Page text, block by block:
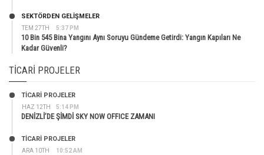
TEM 27TH 5:37 PM
SEKTÖRDEN GELIŞMELER
10 Bin 545 Bina Yangını Aynı Soruyu Gündeme Getirdi: Yangın Kapıları Ne
Kadar Güvenli?
TICARI PROJELER
HAZ 12TH 5:14 PM
TİCARİ PROJELER
DENİZLİ’DE ŞİMDİ SKY NOW OFFICE ZAMANI
ARA 10TH 10:52 AM
TİCARİ PROJELER